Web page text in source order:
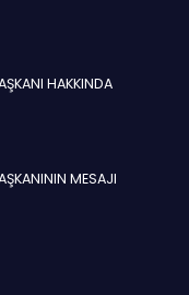
HAKKINDA
MESAJI